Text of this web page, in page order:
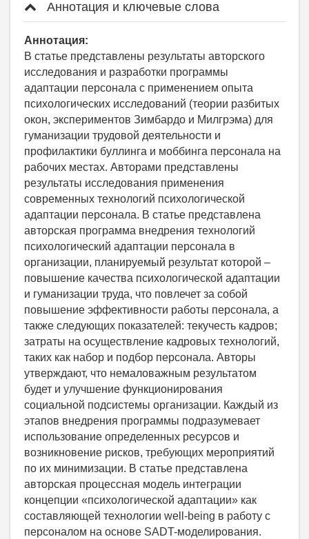
Аннотация и ключевые слова
Аннотация:
В статье представлены результаты авторского
исследования и разработки программы
адаптации персонала с применением опыта
психологических исследований (теории разбитых
окон, экспериментов Зимбардо и Милгрэма) для
гуманизации трудовой деятельности и
профилактики буллинга и моббинга персонала на
рабочих местах. Авторами представлены
результаты исследования применения
современных технологий психологической
адаптации персонала. В статье представлена
авторская программа внедрения технологий
психологический адаптации персонала в
организации, планируемый результат которой –
повышение качества психологической адаптации
и гуманизации труда, что повлечет за собой
повышение эффективности работы персонала, а
также следующих показателей: текучесть кадров;
затраты на осуществление кадровых технологий,
таких как набор и подбор персонала. Авторы
утверждают, что немаловажным результатом
будет и улучшение функционирования
социальной подсистемы организации. Каждый из
этапов внедрения программы подразумевает
использование определенных ресурсов и
возникновение рисков, требующих мероприятий
по их минимизации. В статье представлена
авторская процессная модель интеграции
концепции «психологической адаптации» как
составляющей технологии well-being в работу с
персоналом на основе SADT-моделирования.